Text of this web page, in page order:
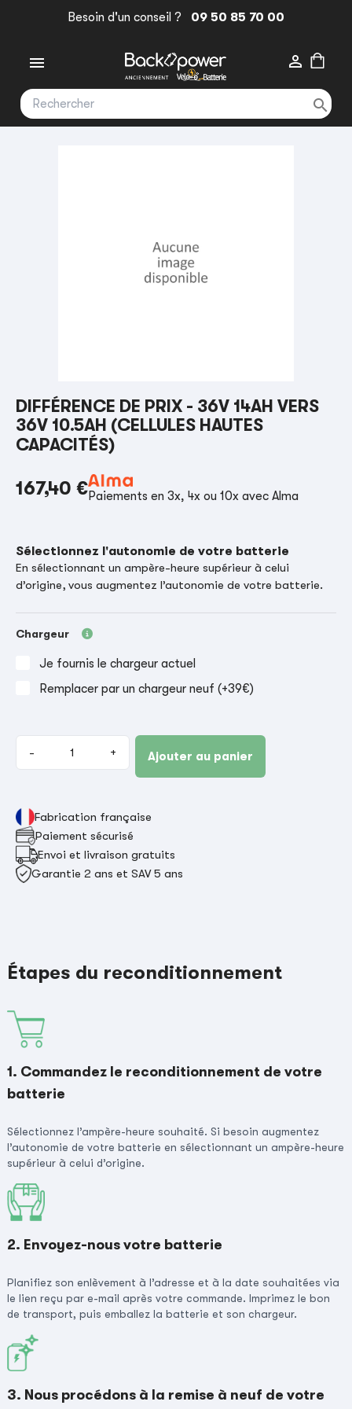
Besoin d'un conseil ? 09 50 85 70 00
 

DIFFÉRENCE DE PRIX - 36V 14AH VERS
36V 10.5AH (CELLULES HAUTES
CAPACITÉS)
167,40 €Paiements en 3x, 4x ou 10x avec Alma
Sélectionnez l'autonomie de votre batterie
En sélectionnant un ampère-heure supérieur à celui
d’origine, vous augmentez l’autonomie de votre batterie.
Chargeur
Je fournis le chargeur actuel
Remplacer par un chargeur neuf (+39€)
- + Ajouter au panier
Fabrication française
Paiement sécurisé
Envoi et livraison gratuits
Garantie 2 ans et SAV 5 ans
Étapes du reconditionnement
1. Commandez le reconditionnement de votre
batterie
Sélectionnez l’ampère-heure souhaité. Si besoin augmentez
l’autonomie de votre batterie en sélectionnant un ampère-heure
supérieur à celui d’origine.
2. Envoyez-nous votre batterie
Planifiez son enlèvement à l’adresse et à la date souhaitées via
le lien reçu par e-mail après votre commande. Imprimez le bon
de transport, puis emballez la batterie et son chargeur.
3. Nous procédons à la remise à neuf de votre